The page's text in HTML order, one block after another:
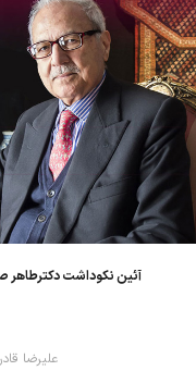
آئین نکوداشت دکترطاهر
علیرضا